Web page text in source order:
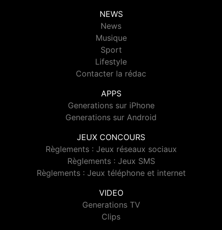
NEWS
News
Musique
Sport
Lifestyle
Contacter la rédac
APPS
Generations sur iPhone
Generations sur Android
JEUX CONCOURS
Règlements : Jeux réseaux sociaux
Règlements : Jeux SMS
Règlements : Jeux téléphone et internet
VIDEO
Generations TV
Clips